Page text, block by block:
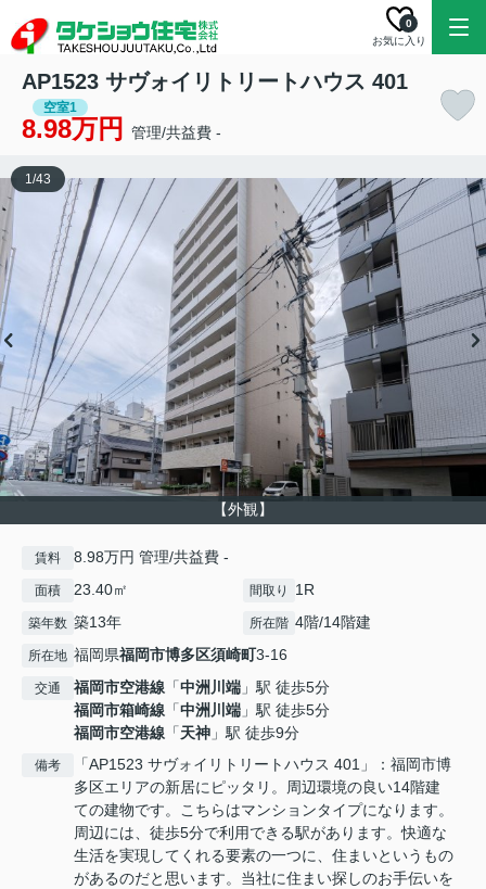
お気に入り
0
AP1523 サヴォイリトリートハウス 401
空室1
8.98万円 管理/共益費 -
【外観】
1/43
賃料 8.98万円 管理/共益費 -
面積 23.40㎡ 間取り 1R
築年数 築13年 所在階 4階/14階建
所在地 福岡県福岡市博多区須崎町3-16
交通 福岡市空港線 「中洲川端 」駅 徒歩5分
福岡市箱崎線 「中洲川端 」駅 徒歩5分
福岡市空港線 「天神 」駅 徒歩9分
備考
「AP1523 サヴォイリトリートハウス 401」：福岡市博
多区エリアの新居にピッタリ。周辺環境の良い14階建
ての建物です。こちらはマンションタイプになります。
周辺には、徒歩5分で利用できる駅があります。快適な
生活を実現してくれる要素の一つに、住まいというもの
があるのだと思います。当社に住まい探しのお手伝いを